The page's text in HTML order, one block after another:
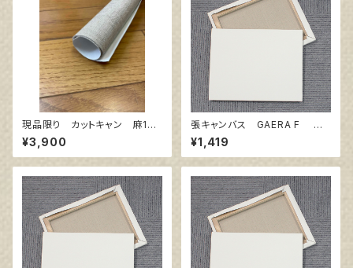
現品限り カットキャン 麻10
0％ F10 (5枚組)
¥3,900
張キャンバス GAERA F 6
号
¥1,419